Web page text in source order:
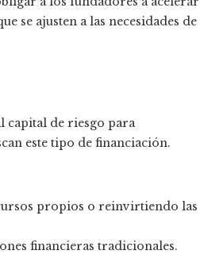
se ajusten a las necesidades de
capital de riesgo para
este tipo de financiación.
propios o reinvirtiendo las
financieras tradicionales.